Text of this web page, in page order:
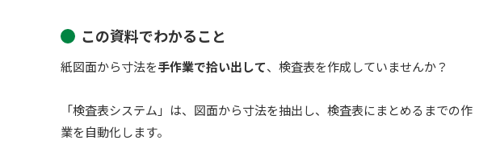
この資料でわかること
紙図面から寸法を手作業で拾い出して、検査表を作成していませんか？
「検査表システム」は、図面から寸法を抽出し、検査表にまとめるまでの作
業を自動化します。